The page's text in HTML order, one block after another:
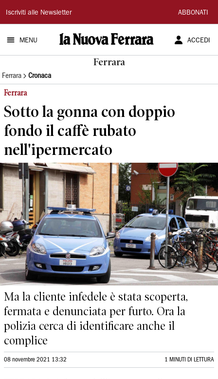
La
Nuova
Ferrara
Iscriviti alle Newsletter ABBONATI
MENU ACCEDI
Ferrara
Ferrara Cronaca
Ferrara
Sotto la gonna con doppio
fondo il caffè rubato
nell'ipermercato
Ma la cliente infedele è stata scoperta,
fermata e denunciata per furto. Ora la
polizia cerca di identificare anche il
complice
08 novembre 2021 13:32 1 MINUTI DI LETTURA